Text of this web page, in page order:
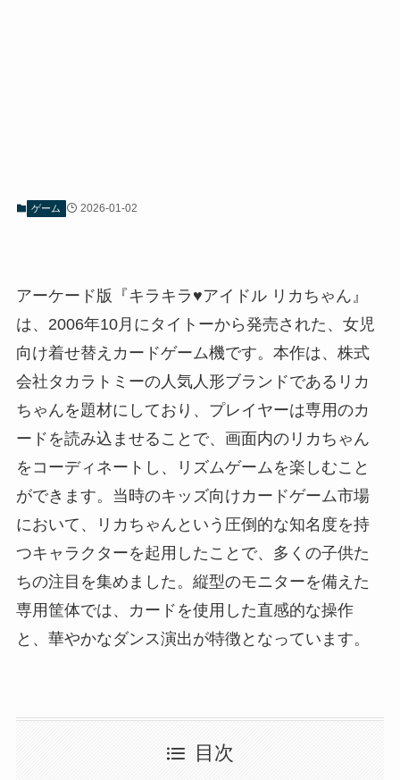
ゲーム 2026-01-02
アーケード版『キラキラ♥アイドル リカちゃん』
は、2006年10月にタイトーから発売された、女児
向け着せ替えカードゲーム機です。本作は、株式
会社タカラトミーの人気人形ブランドであるリカ
ちゃんを題材にしており、プレイヤーは専用のカ
ードを読み込ませることで、画面内のリカちゃん
をコーディネートし、リズムゲームを楽しむこと
ができます。当時のキッズ向けカードゲーム市場
において、リカちゃんという圧倒的な知名度を持
つキャラクターを起用したことで、多くの子供た
ちの注目を集めました。縦型のモニターを備えた
専用筐体では、カードを使用した直感的な操作
と、華やかなダンス演出が特徴となっています。
目次